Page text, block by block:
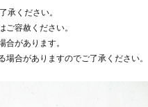
承ください。
容赦ください。
があります。
合がありますのでご了承ください。